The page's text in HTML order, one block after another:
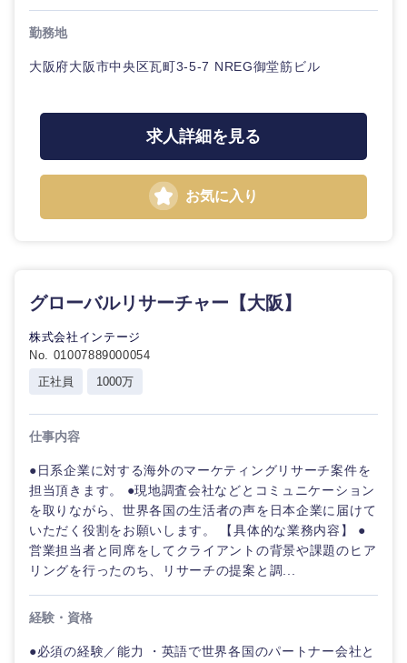
勤務地
大阪府大阪市中央区瓦町3-5-7 NREG御堂筋ビル
求人詳細を見る
お気に入り
グローバルリサーチャー【大阪】
株式会社インテージ
No. 01007889000054
正社員
1000万
仕事内容
●日系企業に対する海外のマーケティングリサーチ案件を
担当頂きます。 ●現地調査会社などとコミュニケーション
を取りながら、世界各国の生活者の声を日本企業に届けて
いただく役割をお願いします。 【具体的な業務内容】 ●
営業担当者と同席をしてクライアントの背景や課題のヒア
リングを行ったのち、リサーチの提案と調...
経験・資格
●必須の経験／能力 ・英語で世界各国のパートナー会社と